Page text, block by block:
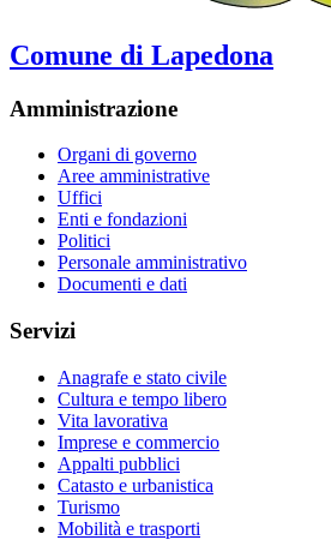
Comune di Lapedona
Amministrazione
Organi di governo
Aree amministrative
Uffici
Enti e fondazioni
Politici
Personale amministrativo
Documenti e dati
Servizi
Anagrafe e stato civile
Cultura e tempo libero
Vita lavorativa
Imprese e commercio
Appalti pubblici
Catasto e urbanistica
Turismo
Mobilità e trasporti